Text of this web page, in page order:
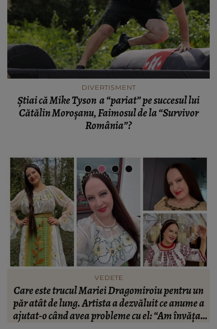
DIVERTISMENT
Știai că Mike Tyson a “pariat” pe succesul lui
Cătălin Moroșanu, Faimosul de la “Survivor
România”?
VEDETE
Care este trucul Mariei Dragomiroiu pentru un
păr atât de lung. Artista a dezvăluit ce anume a
ajutat-o când avea probleme cu el: “Am învățat